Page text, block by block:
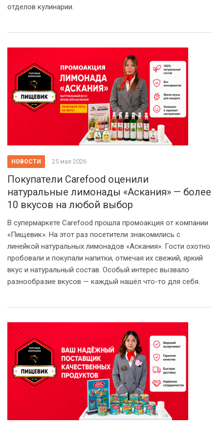
отделов кулинарии.
НОВОСТИ 25 мая 2026
Покупатели Carefood оценили
натуральные лимонады «Аскания» — более
10 вкусов на любой выбор
В супермаркете Carefood прошла промоакция от компании
«Пищевик». На этот раз посетители знакомились с
линейкой натуральных лимонадов «Аскания». Гости охотно
пробовали и покупали напитки, отмечая их свежий, яркий
вкус и натуральный состав. Особый интерес вызвало
разнообразие вкусов — каждый нашёл что-то для себя.